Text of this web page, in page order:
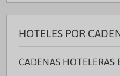
HOTELES POR
CADENAS HOTELERAS